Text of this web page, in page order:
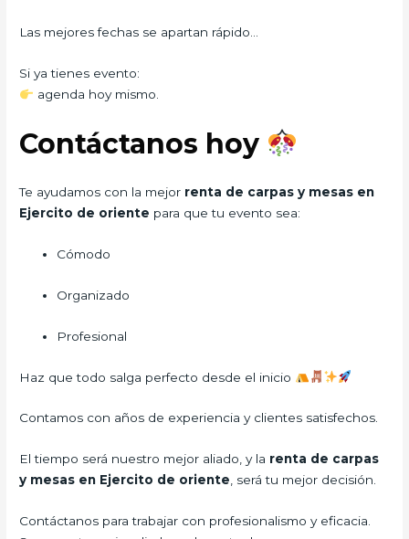
Las mejores fechas se apartan rápido…
Si ya tienes evento:
agenda hoy mismo.
Contáctanos hoy
Te ayudamos con la mejor renta de carpas y mesas en
Ejercito de oriente para que tu evento sea:
Cómodo
Organizado
Profesional
Haz que todo salga perfecto desde el inicio
Contamos con años de experiencia y clientes satisfechos.
El tiempo será nuestro mejor aliado, y la renta de carpas
y mesas en Ejercito de oriente, será tu mejor decisión.
Contáctanos para trabajar con profesionalismo y eficacia.